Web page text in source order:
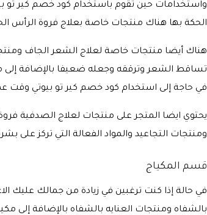
واستخدامات حين تقوم باستخدام كود خصم كير تو
الحكة بها هناك منتجات خاصة بعلاج فروة الرأس
هناك أيضا منتجات خاصة لعلاج الشعر الجاف
تساقط الشعر وترققه وجعله ضعيفا بالإضافة إلى
في حاجة إلى استخدام كود خصم كير تو بيوتي وقت
يحتوي ايضا المتجر على منتجات لعلاج الصدفية
ومنتجات التجاعيد والمواد الفعالة التي تركز على
قسم المكياج
في حالة إذا كنت ترغبين في زيادة من جمالك عليك
بالشفاه ومنتجات العنايه بالشفاه بالإضافة إلى